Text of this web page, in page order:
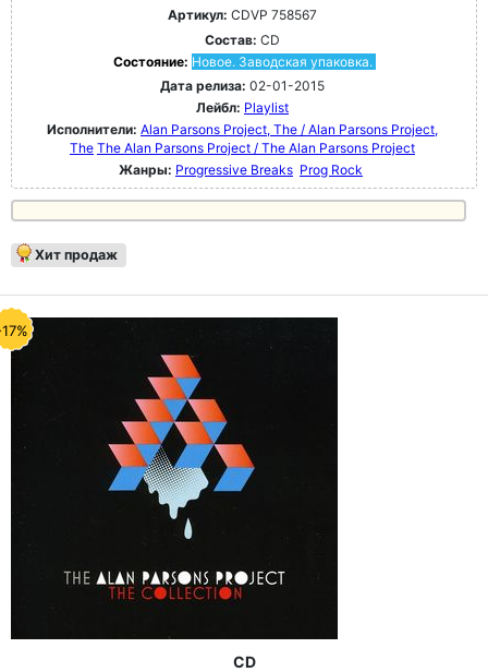
Артикул: CDVP 758567
Состав: CD
Состояние: Новое. Заводская упаковка.
Дата релиза: 02-01-2015
Лейбл: Playlist
Исполнители: Alan Parsons Project, The / Alan Parsons Project,
The The Alan Parsons Project / The Alan Parsons Project
Жанры: Progressive Breaks Prog Rock
Хит продаж
CD